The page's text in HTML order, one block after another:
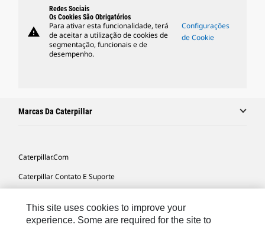
warning
Redes Sociais
Os Cookies São Obrigatórios
Para ativar esta funcionalidade, terá
de aceitar a utilização de cookies de
segmentação, funcionais e de
desempenho.
Configurações
de Cookie
Marcas Da Caterpillar
Caterpillar.com
Caterpillar Contato E Suporte
Mapa Do Local
This site uses cookies to improve your
experience. Some are required for the site to